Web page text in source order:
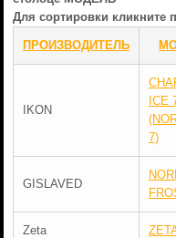
Для сортировки кликните
ПРОИЗВОДИТЕЛЬ
IKON
ICE
7)
GISLAVED
Zeta